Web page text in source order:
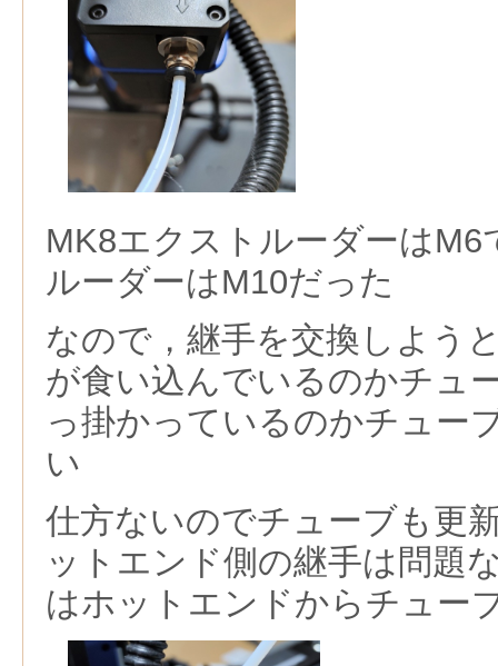
MK8エクストルーダーはM6
ルーダーはM10だった
なので，継手を交換しよう
が食い込んでいるのかチュ
っ掛かっているのかチュー
い
仕方ないのでチューブも更
ットエンド側の継手は問題
はホットエンドからチュー